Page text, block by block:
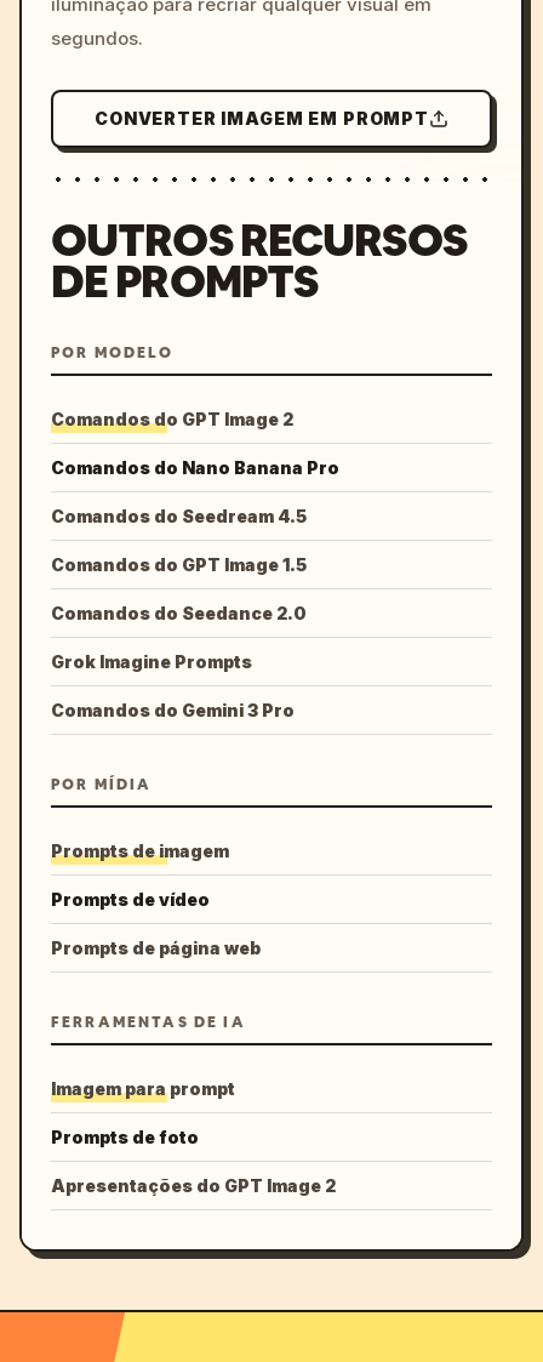
segundos.
CONVERTER IMAGEM EM PROMPT
OUTROS RECURSOS
DE PROMPTS
POR MODELO
Comandos do GPT Image 2
Comandos do Nano Banana Pro
Comandos do Seedream 4.5
Comandos do GPT Image 1.5
Comandos do Seedance 2.0
Grok Imagine Prompts
Comandos do Gemini 3 Pro
POR MÍDIA
Prompts de imagem
Prompts de vídeo
Prompts de página web
FERRAMENTAS DE IA
Imagem para prompt
Prompts de foto
Apresentações do GPT Image 2